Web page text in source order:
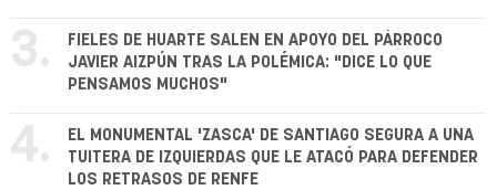
3.
FIELES DE HUARTE SALEN EN APOYO DEL PÁRROCO
JAVIER AIZPÚN TRAS LA POLÉMICA: "DICE LO QUE
PENSAMOS MUCHOS"
4.
EL MONUMENTAL 'ZASCA' DE SANTIAGO SEGURA A UNA
TUITERA DE IZQUIERDAS QUE LE ATACÓ PARA DEFENDER
LOS RETRASOS DE RENFE